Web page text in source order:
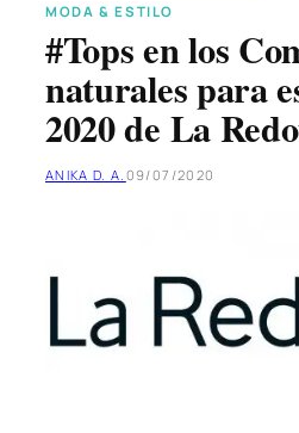
MODA & ESTILO
#Tops en los
naturales para
2020 de La
ANIKA D. A. 09/07/2020